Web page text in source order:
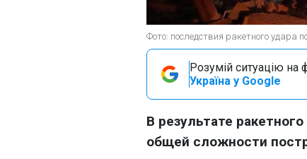
Фото: последствия ракетного удара
Розумій ситуацію на
Україна у Google
В результате
общей сложности